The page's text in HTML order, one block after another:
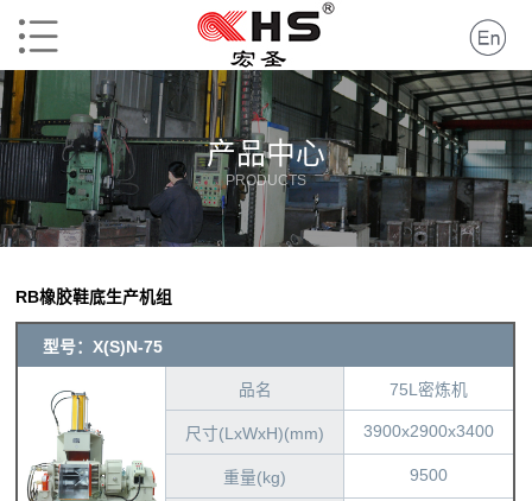
产品中心
PRODUCTS
RB橡胶鞋底生产机组
型号：X(S)N-75
品名 75L密炼机
尺寸(LxWxH)(mm) 3900x2900x3400
重量(kg) 9500